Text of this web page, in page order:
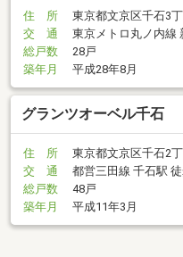
住 所
東京都文京区千石3
交 通
東京メトロ丸ノ内線
総戸数
28戸
築年月
平成28年8月
グランツオーベル千石
住 所
東京都文京区千石2
交 通
都営三田線 千石駅
総戸数
48戸
築年月
平成11年3月